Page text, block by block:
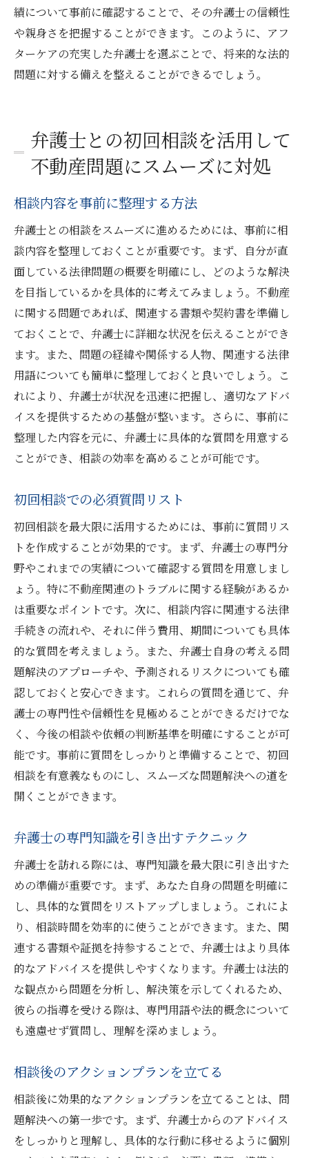
績について事前に確認することで、その弁護士の信頼性
や親身さを把握することができます。このように、アフ
ターケアの充実した弁護士を選ぶことで、将来的な法的
問題に対する備えを整えることができるでしょう。
弁護士との初回相談を活用して
不動産問題にスムーズに対処
相談内容を事前に整理する方法
弁護士との相談をスムーズに進めるためには、事前に相
談内容を整理しておくことが重要です。まず、自分が直
面している法律問題の概要を明確にし、どのような解決
を目指しているかを具体的に考えてみましょう。不動産
に関する問題であれば、関連する書類や契約書を準備し
ておくことで、弁護士に詳細な状況を伝えることができ
ます。また、問題の経緯や関係する人物、関連する法律
用語についても簡単に整理しておくと良いでしょう。こ
れにより、弁護士が状況を迅速に把握し、適切なアドバ
イスを提供するための基盤が整います。さらに、事前に
整理した内容を元に、弁護士に具体的な質問を用意する
ことができ、相談の効率を高めることが可能です。
初回相談での必須質問リスト
初回相談を最大限に活用するためには、事前に質問リス
トを作成することが効果的です。まず、弁護士の専門分
野やこれまでの実績について確認する質問を用意しまし
ょう。特に不動産関連のトラブルに関する経験があるか
は重要なポイントです。次に、相談内容に関連する法律
手続きの流れや、それに伴う費用、期間についても具体
的な質問を考えましょう。また、弁護士自身の考える問
題解決のアプローチや、予測されるリスクについても確
認しておくと安心できます。これらの質問を通じて、弁
護士の専門性や信頼性を見極めることができるだけでな
く、今後の相談や依頼の判断基準を明確にすることが可
能です。事前に質問をしっかりと準備することで、初回
相談を有意義なものにし、スムーズな問題解決への道を
開くことができます。
弁護士の専門知識を引き出すテクニック
弁護士を訪れる際には、専門知識を最大限に引き出すた
めの準備が重要です。まず、あなた自身の問題を明確に
し、具体的な質問をリストアップしましょう。これによ
り、相談時間を効率的に使うことができます。また、関
連する書類や証拠を持参することで、弁護士はより具体
的なアドバイスを提供しやすくなります。弁護士は法的
な観点から問題を分析し、解決策を示してくれるため、
彼らの指導を受ける際は、専門用語や法的概念について
も遠慮せず質問し、理解を深めましょう。
相談後のアクションプランを立てる
相談後に効果的なアクションプランを立てることは、問
題解決への第一歩です。まず、弁護士からのアドバイス
をしっかりと理解し、具体的な行動に移せるように個別